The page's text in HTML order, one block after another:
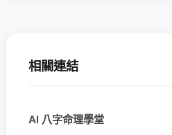
相關連結
AI 八字命理學堂